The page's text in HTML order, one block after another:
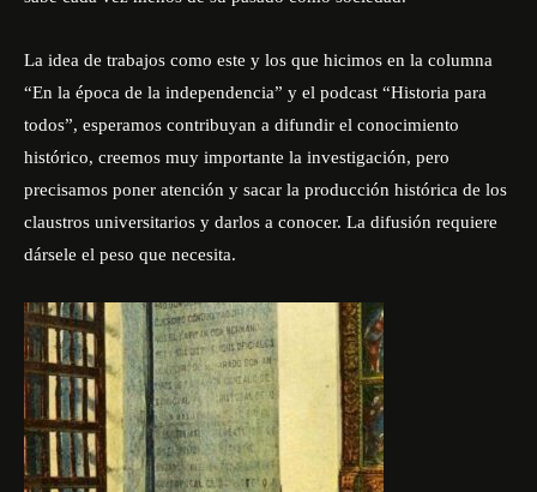
La idea de trabajos como este y los que hicimos en la columna
“En la época de la independencia” y el podcast “Historia para
todos”, esperamos contribuyan a difundir el conocimiento
histórico, creemos muy importante la investigación, pero
precisamos poner atención y sacar la producción histórica de los
claustros universitarios y darlos a conocer. La difusión requiere
dársele el peso que necesita.